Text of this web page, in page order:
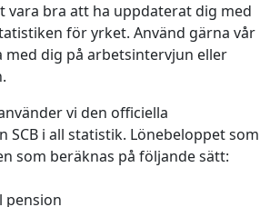
vara bra att ha uppdaterat dig med
för yrket. Använd gärna vår
med dig på arbetsintervjun eller
vi den officiella
SCB i all statistik. Lönebeloppet som
som beräknas på följande sätt:
pension